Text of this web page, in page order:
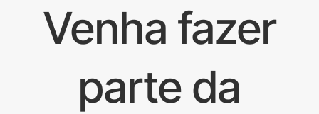
Venha fazer
parte da